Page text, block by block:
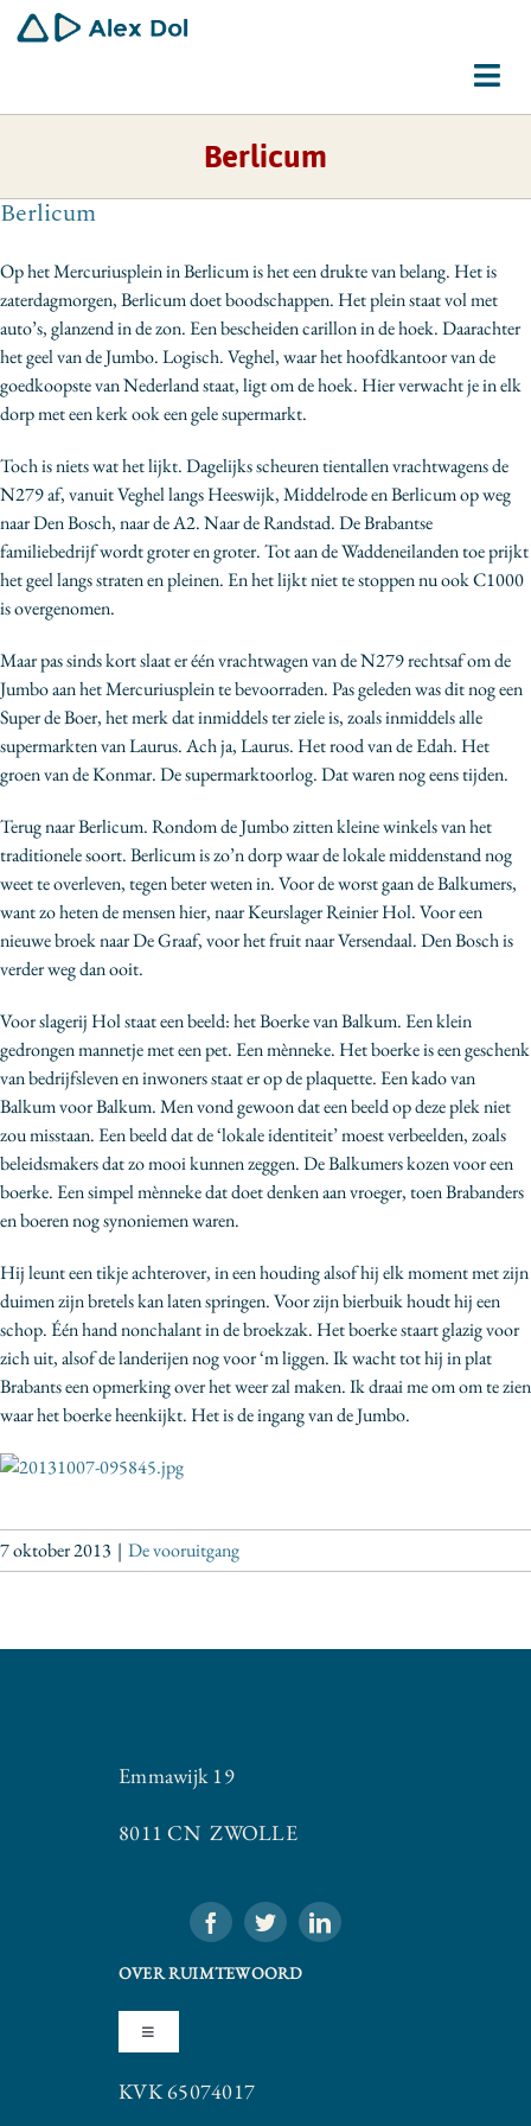
naar
Dirigent
Gemeenschapswerker
Bio
Contact
Berlicum
Berlicum
Op het Mercuriusplein in Berlicum is het een drukte van belang. Het is
zaterdagmorgen, Berlicum doet boodschappen. Het plein staat vol met
auto’s, glanzend in de zon. Een bescheiden carillon in de hoek. Daarachter
het geel van de Jumbo. Logisch. Veghel, waar het hoofdkantoor van de
goedkoopste van Nederland staat, ligt om de hoek. Hier verwacht je in elk
dorp met een kerk ook een gele supermarkt.
Toch is niets wat het lijkt. Dagelijks scheuren tientallen vrachtwagens de
N279 af, vanuit Veghel langs Heeswijk, Middelrode en Berlicum op weg
naar Den Bosch, naar de A2. Naar de Randstad. De Brabantse
familiebedrijf wordt groter en groter. Tot aan de Waddeneilanden toe prijkt
het geel langs straten en pleinen. En het lijkt niet te stoppen nu ook C1000
is overgenomen.
Maar pas sinds kort slaat er één vrachtwagen van de N279 rechtsaf om de
Jumbo aan het Mercuriusplein te bevoorraden. Pas geleden was dit nog een
Super de Boer, het merk dat inmiddels ter ziele is, zoals inmiddels alle
supermarkten van Laurus. Ach ja, Laurus. Het rood van de Edah. Het
groen van de Konmar. De supermarktoorlog. Dat waren nog eens tijden.
Terug naar Berlicum. Rondom de Jumbo zitten kleine winkels van het
traditionele soort. Berlicum is zo’n dorp waar de lokale middenstand nog
weet te overleven, tegen beter weten in. Voor de worst gaan de Balkumers,
want zo heten de mensen hier, naar Keurslager Reinier Hol. Voor een
nieuwe broek naar De Graaf, voor het fruit naar Versendaal. Den Bosch is
verder weg dan ooit.
Voor slagerij Hol staat een beeld: het Boerke van Balkum. Een klein
gedrongen mannetje met een pet. Een mènneke. Het boerke is een geschenk
van bedrijfsleven en inwoners staat er op de plaquette. Een kado van
Balkum voor Balkum. Men vond gewoon dat een beeld op deze plek niet
zou misstaan. Een beeld dat de ‘lokale identiteit’ moest verbeelden, zoals
beleidsmakers dat zo mooi kunnen zeggen. De Balkumers kozen voor een
boerke. Een simpel mènneke dat doet denken aan vroeger, toen Brabanders
en boeren nog synoniemen waren.
Hij leunt een tikje achterover, in een houding alsof hij elk moment met zijn
duimen zijn bretels kan laten springen. Voor zijn bierbuik houdt hij een
schop. Één hand nonchalant in de broekzak. Het boerke staart glazig voor
zich uit, alsof de landerijen nog voor ‘m liggen. Ik wacht tot hij in plat
Brabants een opmerking over het weer zal maken. Ik draai me om om te zien
waar het boerke heenkijkt. Het is de ingang van de Jumbo.
7 oktober 2013 | De vooruitgang
Emmawijk 19
8011 CN ZWOLLE
OVER RUIMTEWOORD
Toggle
Navigation
Algemene VoorwaardenKVK 65074017